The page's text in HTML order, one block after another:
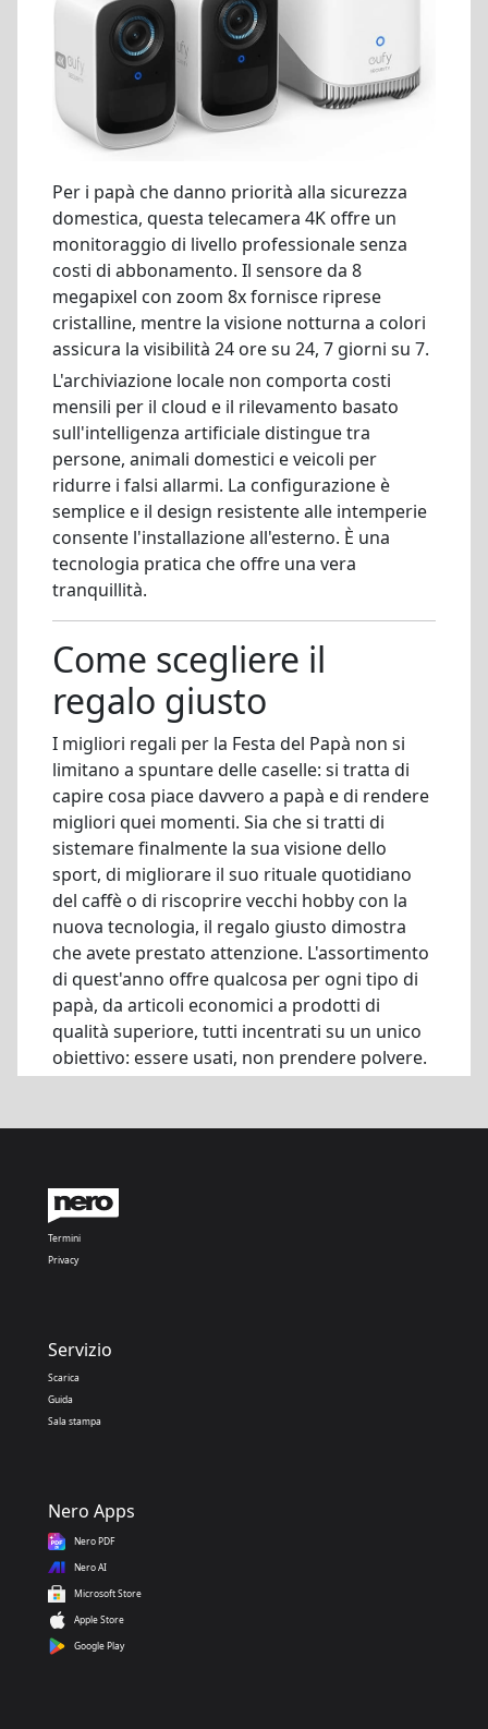
Per i papà che danno priorità alla sicurezza
domestica, questa telecamera 4K offre un
monitoraggio di livello professionale senza
costi di abbonamento. Il sensore da 8
megapixel con zoom 8x fornisce riprese
cristalline, mentre la visione notturna a colori
assicura la visibilità 24 ore su 24, 7 giorni su 7.
L'archiviazione locale non comporta costi
mensili per il cloud e il rilevamento basato
sull'intelligenza artificiale distingue tra
persone, animali domestici e veicoli per
ridurre i falsi allarmi. La configurazione è
semplice e il design resistente alle intemperie
consente l'installazione all'esterno. È una
tecnologia pratica che offre una vera
tranquillità.
Come scegliere il
regalo giusto
I migliori regali per la Festa del Papà non si
limitano a spuntare delle caselle: si tratta di
capire cosa piace davvero a papà e di rendere
migliori quei momenti. Sia che si tratti di
sistemare finalmente la sua visione dello
sport, di migliorare il suo rituale quotidiano
del caffè o di riscoprire vecchi hobby con la
nuova tecnologia, il regalo giusto dimostra
che avete prestato attenzione. L'assortimento
di quest'anno offre qualcosa per ogni tipo di
papà, da articoli economici a prodotti di
qualità superiore, tutti incentrati su un unico
obiettivo: essere usati, non prendere polvere.
Termini
Privacy
Servizio
Scarica
Guida
Sala stampa
Nero Apps
Nero PDF
Nero AI
Microsoft Store
Apple Store
Google Play